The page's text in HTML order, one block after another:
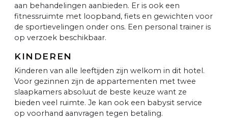
aan behandelingen aanbieden. Er is ook een
fitnessruimte met loopband, fiets en gewichten voor
de sportievelingen onder ons. Een personal trainer is
op verzoek beschikbaar.
KINDEREN
Kinderen van alle leeftijden zijn welkom in dit hotel.
Voor gezinnen zijn de appartementen met twee
slaapkamers absoluut de beste keuze want ze
bieden veel ruimte. Je kan ook een babysit service
op voorhand aanvragen tegen betaling.